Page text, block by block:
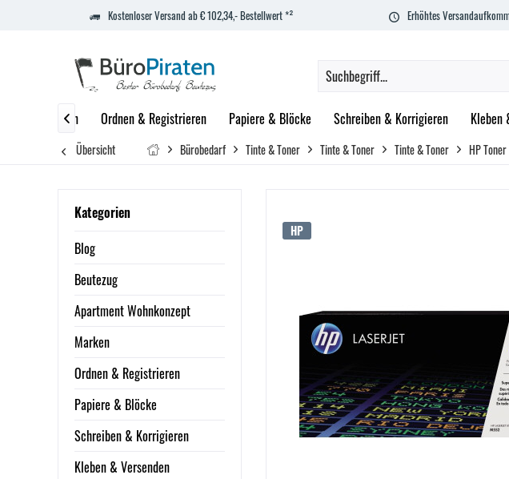
Kostenloser Versand ab € 102,34,- Bestellwert *² Erhöhtes
Marken Ordnen & Registrieren Papiere & Blöcke Schreiben & Korrigieren Kleben

Übersicht Bürobedarf Tinte & Toner Tinte & Toner Tinte & Toner HP
Kategorien
Blog
Beutezug
Apartment Wohnkonzept
Marken
Ordnen & Registrieren
Papiere & Blöcke
Schreiben & Korrigieren
Kleben & Versenden
HP